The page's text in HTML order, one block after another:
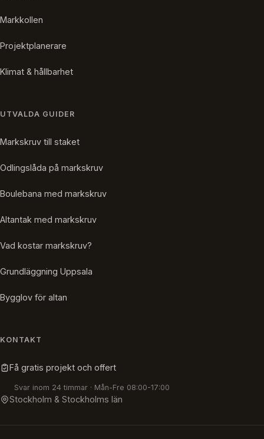
Markkollen
Projektplanerare
Klimat & hållbarhet
UTVALDA GUIDER
Markskruv till staket
Odlingslåda på markskruv
Boulebana med markskruv
Altantak med markskruv
Vad kostar markskruv?
Grundläggning Uppsala
Bygglov för altan
KONTAKT
Få gratis projekt och offert
Svar inom 24 timmar · Mån-Fre 08:00-17:00
Stockholm & Stockholms län